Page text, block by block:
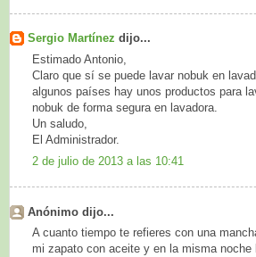
Sergio Martínez dijo...
Estimado Antonio,
Claro que sí se puede lavar nobuk en
algunos países hay unos productos para
nobuk de forma segura en lavadora.
Un saludo,
El Administrador.
2 de julio de 2013 a las 10:41
Anónimo dijo...
A cuanto tiempo te refieres con una
mi zapato con aceite y en la misma noche